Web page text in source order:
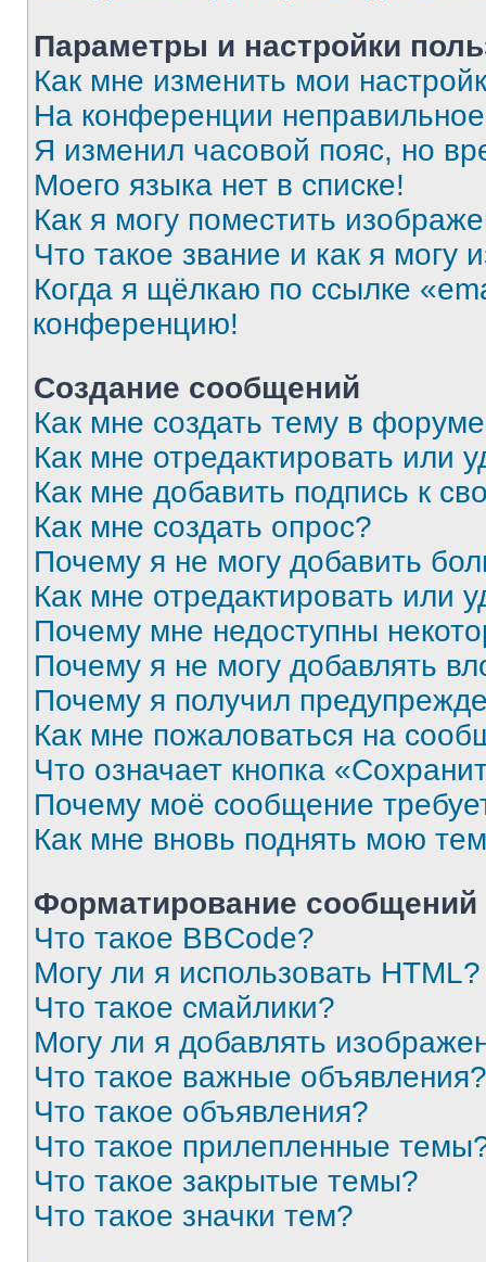
Параметры и настройки
Как мне изменить мои
На конференции
Я изменил часовой пояс, но
Моего языка нет в списке!
Как я могу поместить
Что такое звание и как я могу
Когда я щёлкаю по ссылке
конференцию!
Создание сообщений
Как мне создать тему в
Как мне отредактировать или
Как мне добавить подпись к
Как мне создать опрос?
Почему я не могу добавить
Как мне отредактировать или
Почему мне недоступны
Почему я не могу добавлять
Почему я получил
Как мне пожаловаться на
Что означает кнопка
Почему моё сообщение
Как мне вновь поднять мою
Форматирование
Что такое BBCode?
Могу ли я использовать HTML?
Что такое смайлики?
Могу ли я добавлять
Что такое важные объявления?
Что такое объявления?
Что такое прилепленные
Что такое закрытые темы?
Что такое значки тем?